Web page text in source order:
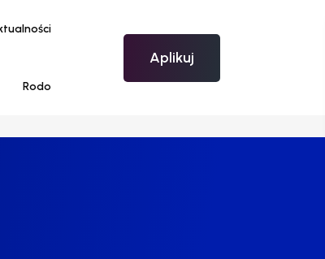
Rodo
Aplikuj